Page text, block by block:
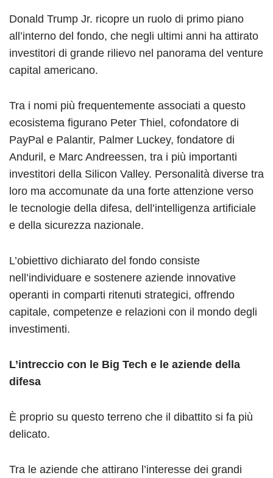
Donald Trump Jr. ricopre un ruolo di primo piano
all’interno del fondo, che negli ultimi anni ha attirato
investitori di grande rilievo nel panorama del venture
capital americano.
Tra i nomi più frequentemente associati a questo
ecosistema figurano Peter Thiel, cofondatore di
PayPal e Palantir, Palmer Luckey, fondatore di
Anduril, e Marc Andreessen, tra i più importanti
investitori della Silicon Valley. Personalità diverse tra
loro ma accomunate da una forte attenzione verso
le tecnologie della difesa, dell’intelligenza artificiale
e della sicurezza nazionale.
L’obiettivo dichiarato del fondo consiste
nell’individuare e sostenere aziende innovative
operanti in comparti ritenuti strategici, offrendo
capitale, competenze e relazioni con il mondo degli
investimenti.
L’intreccio con le Big Tech e le aziende della
difesa
È proprio su questo terreno che il dibattito si fa più
delicato.
Tra le aziende che attirano l’interesse dei grandi